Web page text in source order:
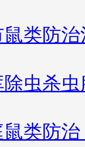
类防
虫杀
类防